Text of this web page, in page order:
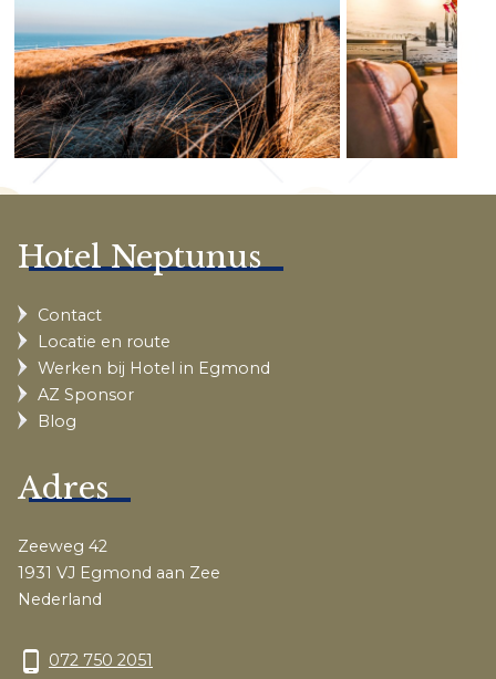
Hotel Neptunus
Contact
Locatie en route
Werken bij Hotel in Egmond
AZ Sponsor
Blog
Adres
Zeeweg 42
1931 VJ Egmond aan Zee
Nederland
phone_android 072 750 2051